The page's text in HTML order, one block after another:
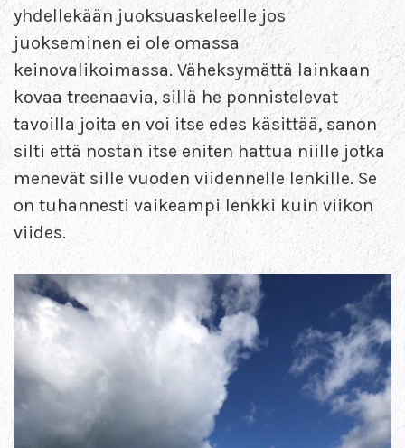
yhdellekään juoksuaskeleelle jos
juokseminen ei ole omassa
keinovalikoimassa. Väheksymättä lainkaan
kovaa treenaavia, sillä he ponnistelevat
tavoilla joita en voi itse edes käsittää, sanon
silti että nostan itse eniten hattua niille jotka
menevät sille vuoden viidennelle lenkille. Se
on tuhannesti vaikeampi lenkki kuin viikon
viides.